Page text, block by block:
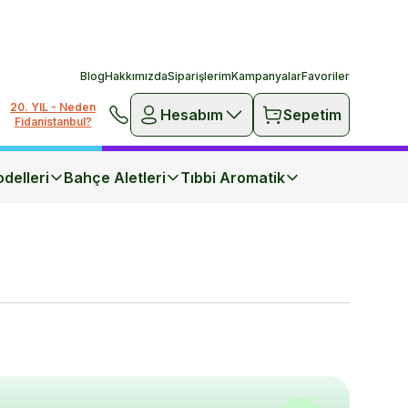
BlogHakkımızdaSiparişlerimKampanyalarFavoriler
20. YIL - Neden
Fidanistanbul?
Hesabım Sepetim
Bahçe Aletleri Tıbbi Aromatik